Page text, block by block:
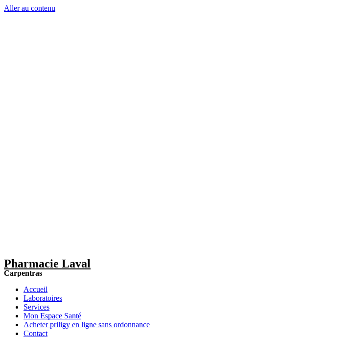
Aller au contenu
Pharmacie Laval
Carpentras
Accueil
Laboratoires
Services
Mon Espace Santé
Acheter priligy en ligne sans ordonnance
Contact